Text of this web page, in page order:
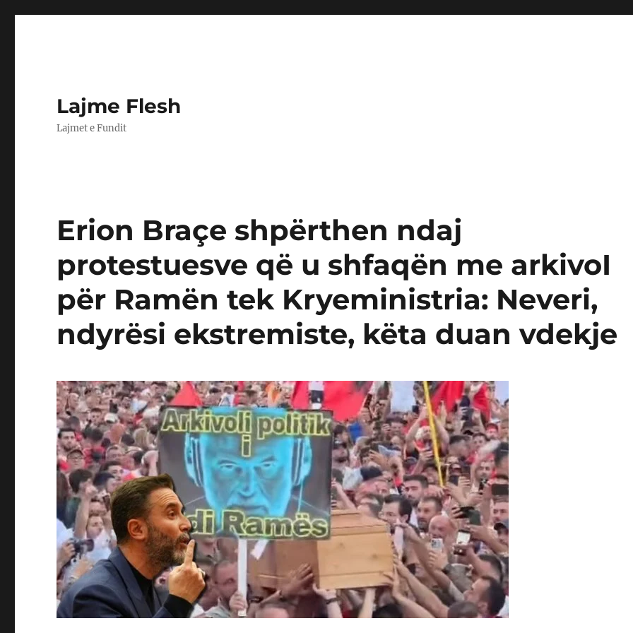
Lajme Flesh
Lajmet e Fundit
Erion Braçe shpërthen ndaj
protestuesve që u shfaqën me arkivoI
për Ramën tek Kryeministria: Neveri,
ndyrësi ekstremiste, këta duan vdekje